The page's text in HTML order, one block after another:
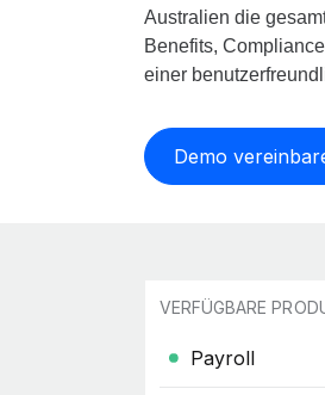
Australien die
Benefits,
einer
Demo
VERFÜGBARE
Payroll